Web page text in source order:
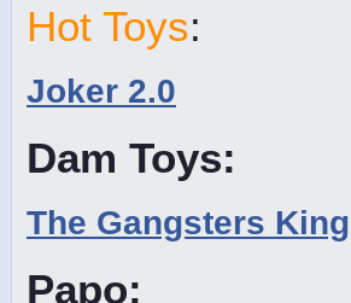
Hot Toys:
Joker 2.0
Dam Toys:
The Gangsters
Papo: